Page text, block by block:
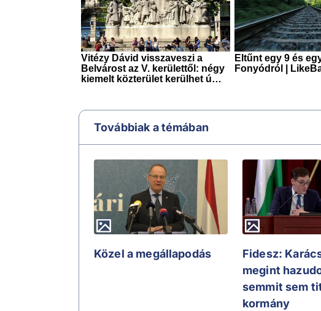
Továbbiak a témában
Közel a megállapodás
Fidesz:
megint
semmit sem
kormány